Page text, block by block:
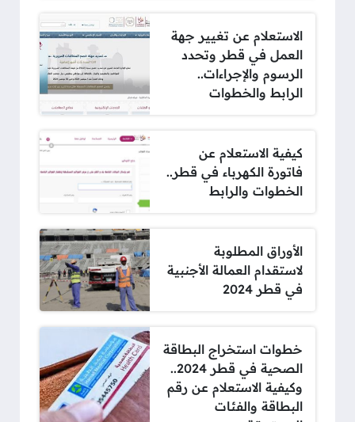
الاستعلام عن تغيير جهة
العمل في قطر وتحدد
الرسوم والإجراءات..
الرابط والخطوات
كيفية الاستعلام عن
فاتورة الكهرباء في قطر..
الخطوات والرابط
الأوراق المطلوبة
لاستقدام العمالة الأجنبية
في قطر 2024
خطوات استخراج البطاقة
الصحية في قطر 2024..
وكيفية الاستعلام عن رقم
البطاقة والفئات